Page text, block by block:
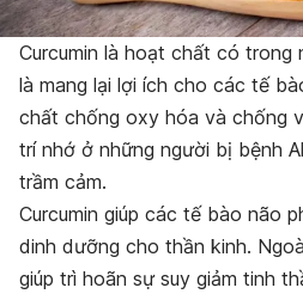
Curcumin là hoạt chất có trong
là mang lại lợi ích cho các tế
chất chống oxy hóa và chống
trí nhớ ở những người bị bệnh
trầm cảm.
Curcumin giúp các tế bào não
dinh dưỡng cho thần kinh.
giúp trì hoãn sự suy giảm tinh